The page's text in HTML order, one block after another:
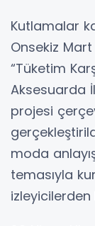
Kutlamalar
Onsekiz
“Tüketim
Aksesuarda
projesi
moda
temasıyla